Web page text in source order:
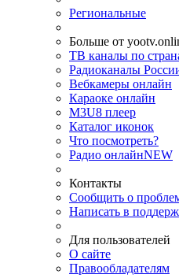
Региональные
Больше от
ТВ каналы по
Радиоканалы
Вебкамеры онлайн
Караоке онлайн
M3U8 плеер
Каталог иконок
Что посмотреть?
Радио онлайнNEW
Контакты
Сообщить о
Написать в
Для пользователей
О сайте
Правообладателям